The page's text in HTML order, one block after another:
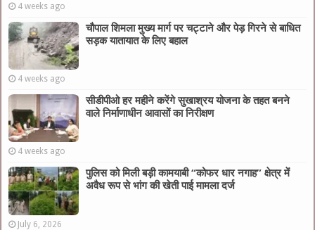
4 weeks ago
चौपाल शिमला मुख्य मार्ग पर चट्टाने और पेड़ गिरने से बाधित
सड़क यातायात के लिए बहाल
4 weeks ago
सीडीपीओ हर महीने करेंगे सुखाश्रय योजना के तहत बनने
वाले निर्माणाधीन आवासों का निरीक्षण
4 weeks ago
पुलिस को मिली बड़ी कामयाबी “कोफर धार नगाह” क्षेत्र में
अवैध रूप से भांग की खेती पाई मामला दर्ज
July 6, 2026